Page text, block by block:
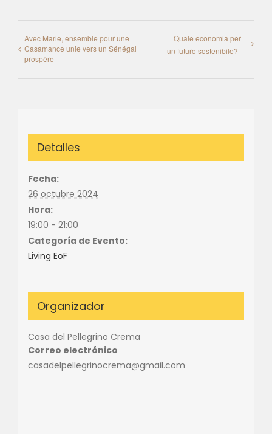
Avec Marie, ensemble pour une
Casamance unie vers un Sénégal
prospère
Quale economia per
un futuro sostenibile?
Detalles
Fecha:
26 octubre 2024
Hora:
19:00 - 21:00
Categoría de Evento:
Living EoF
Organizador
Casa del Pellegrino Crema
Correo electrónico
casadelpellegrinocrema@gmail.com